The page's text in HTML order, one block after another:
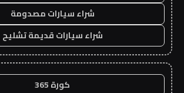
شراء سيارات مصدومة
شراء سيارات قديمة تشليح
كورة 365